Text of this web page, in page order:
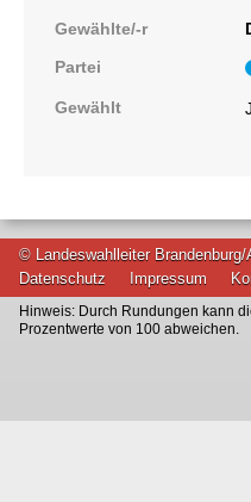
Gewählte/-r
Partei
Gewählt
© Landeswahlleiter
Datenschutz
Impressum
Hinweis: Durch Rundungen kann
Prozentwerte von 100 abweichen.